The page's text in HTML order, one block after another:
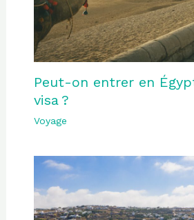
Peut-on entrer en
visa ?
Voyage